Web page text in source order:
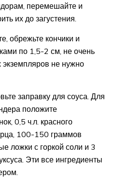
перемешайте и
их до загустения.
обрежьте кончики и
по 1,5-2 см, не очень
не нужно
заправку для соуса. Для
положите
0,5 ч.л. красного
100-150 граммов
ложки с горкой соли и 3
Эти все ингредиенты